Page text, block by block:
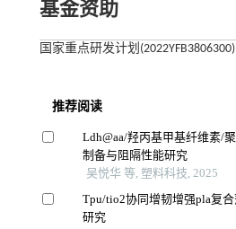
基金资助
国家重点研发计划(2022YFB3806300)